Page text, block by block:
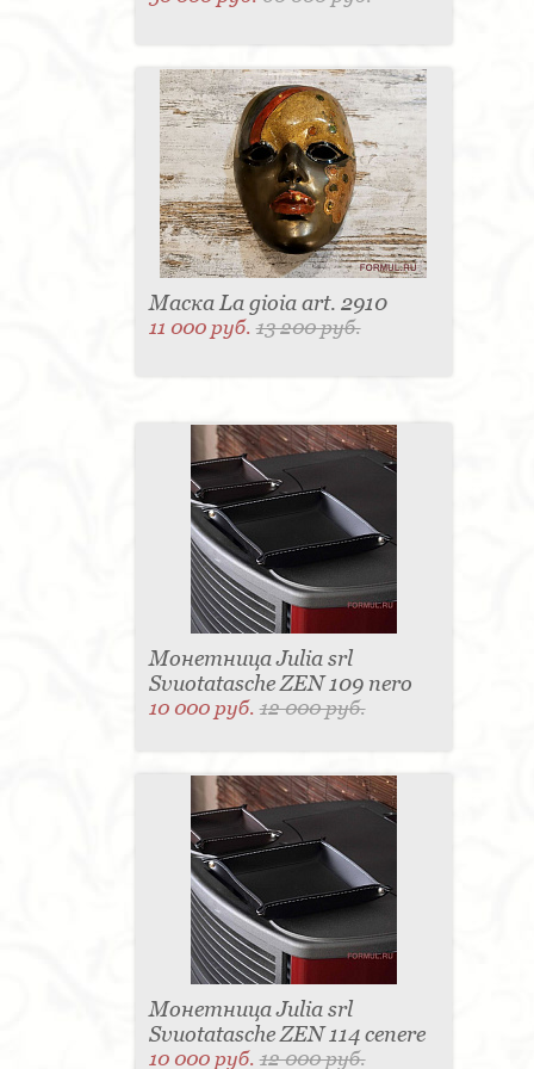
Маска La gioia art. 2910
11 000 руб.13 200 руб.
Монетница Julia srl
Svuotatasche ZEN 109 nero
10 000 руб.12 000 руб.
Монетница Julia srl
Svuotatasche ZEN 114 cenere
10 000 руб.12 000 руб.